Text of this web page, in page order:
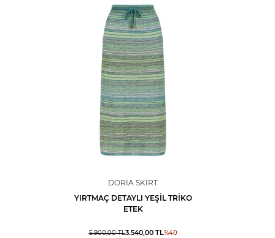
DORIA SKIRT
YIRTMAÇ DETAYLI YEŞIL TRIKO
ETEK
5.900,00TL3.540,00TL%40